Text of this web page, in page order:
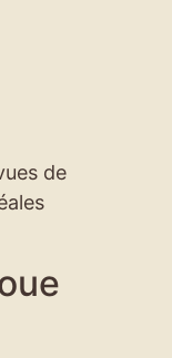
de